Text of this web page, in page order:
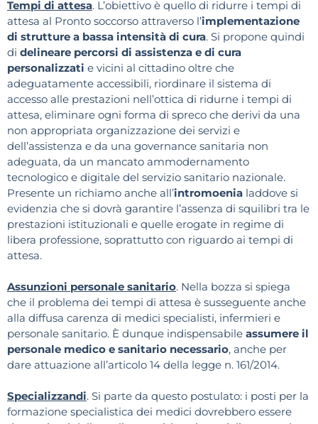
Tempi di attesa. L’obiettivo è quello di ridurre i tempi di
attesa al Pronto soccorso attraverso l’implementazione
di strutture a bassa intensità di cura. Si propone quindi
di delineare percorsi di assistenza e di cura
personalizzati e vicini al cittadino oltre che
adeguatamente accessibili, riordinare il sistema di
accesso alle prestazioni nell’ottica di ridurne i tempi di
attesa, eliminare ogni forma di spreco che derivi da una
non appropriata organizzazione dei servizi e
dell’assistenza e da una governance sanitaria non
adeguata, da un mancato ammodernamento
tecnologico e digitale del servizio sanitario nazionale.
Presente un richiamo anche all’intromoenia laddove si
evidenzia che si dovrà garantire l’assenza di squilibri tra le
prestazioni istituzionali e quelle erogate in regime di
libera professione, soprattutto con riguardo ai tempi di
attesa.
Assunzioni personale sanitario. Nella bozza si spiega
che il problema dei tempi di attesa è susseguente anche
alla diffusa carenza di medici specialisti, infermieri e
personale sanitario. È dunque indispensabile assumere il
personale medico e sanitario necessario, anche per
dare attuazione all’articolo 14 della legge n. 161/2014.
Specializzandi. Si parte da questo postulato: i posti per la
formazione specialistica dei medici dovrebbero essere